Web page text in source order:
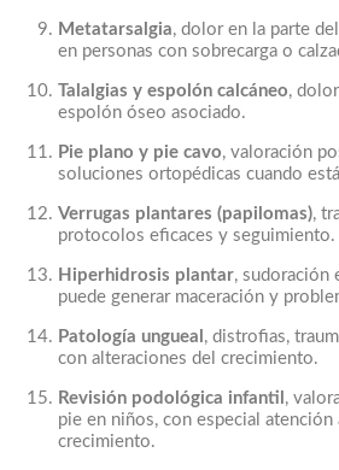
Metatarsalgia, dolor en la parte
en personas con sobrecarga o
Talalgias y espolón calcáneo,
espolón óseo asociado.
Pie plano y pie cavo, valoración
soluciones ortopédicas cuando
Verrugas plantares (papilomas),
protocolos eficaces y seguimiento.
Hiperhidrosis plantar, sudoración
puede generar maceración y
Patología ungueal , distrofias,
con alteraciones del crecimiento.
Revisión podológica infantil ,
pie en niños, con especial atención
crecimiento.